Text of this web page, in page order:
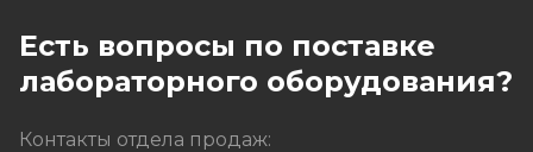
Есть вопросы по поставке
лабораторного оборудования?
Контакты отдела продаж: